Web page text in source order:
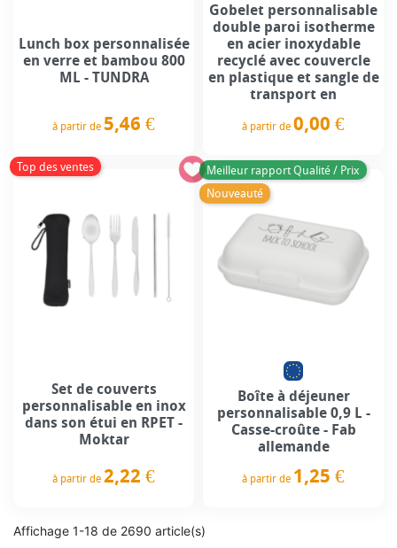
Lunch box personnalisée
en verre et bambou 800
ML - TUNDRA
à partir de 5,46 €
Gobelet personnalisable
double paroi isotherme
en acier inoxydable
recyclé avec couvercle
en plastique et sangle de
transport en
à partir de 0,00 €
Top des ventes
Set de couverts
personnalisable en inox
dans son étui en RPET -
Moktar
à partir de 2,22 €
Meilleur rapport Qualité / Prix
Nouveauté
Boîte à déjeuner
personnalisable 0,9 L -
Casse-croûte - Fab
allemande
à partir de 1,25 €
Affichage 1-18 de 2690 article(s)